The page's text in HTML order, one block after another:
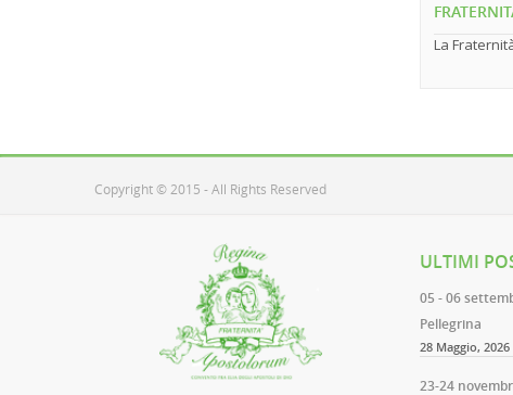
La
Copyright © 2015 - All Rights Reserved
ULTIMI
05 - 06
Pellegrina
28 Maggio, 2026
23-24